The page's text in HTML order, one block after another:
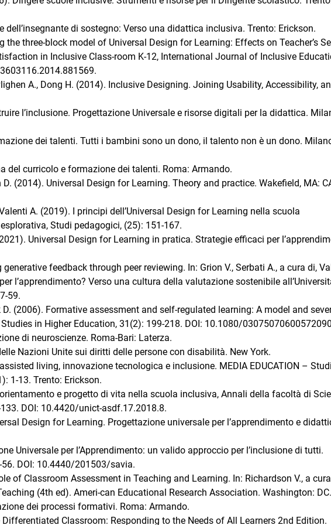
dell’insegnante di sostegno: Verso una didattica inclusiva. Trento: Erickson.
the three-block model of Universal Design for Learning: Effects on Teacher’s
in Inclusive Class-room K-12, International Journal of Inclusive
A., Dong H. (2014). Inclusive Designing. Joining Usability, Accessibility,
l’inclusione. Progettazione Universale e risorse digitali per la didattica.
dei talenti. Tutti i bambini sono un dono, il talento non è un dono.
del curricolo e formazione dei talenti. Roma: Armando.
D. (2014). Universal Design for Learning. Theory and practice. Wakefield, MA:
A. (2019). I principi dell’Universal Design for Learning nella scuola
Studi pedagogici, (25): 151-167.
Universal Design for Learning in pratica. Strategie efficaci per
feedback through peer reviewing. In: Grion V., Serbati A., a cura di,
l’apprendimento? Verso una cultura della valutazione sostenibile
59.
(2006). Formative assessment and self-regulated learning: A model and
in Higher Education, 31(2): 199-218. DOI: 10.1080/
di neuroscienze. Roma-Bari: Laterza.
Nazioni Unite sui diritti delle persone con disabilità. New York.
living, innovazione tecnologica e inclusione. MEDIA EDUCATION –
1-13. Trento: Erickson.
e progetto di vita nella scuola inclusiva, Annali della facoltà di
DOI: 10.4420/unict-asdf.17.2018.8.
Design for Learning. Progettazione universale per l’apprendimento e
Universale per l’Apprendimento: un valido approccio per l’inclusione di tutti.
56. DOI: 10.4440/201503/savia.
of Classroom Assessment in Teaching and Learning. In: Richardson V., a
(4th ed). Ameri-can Educational Research Association. Washington: DC.
dei processi formativi. Roma: Armando.
Classroom: Responding to the Needs of All Learners 2nd Edition.